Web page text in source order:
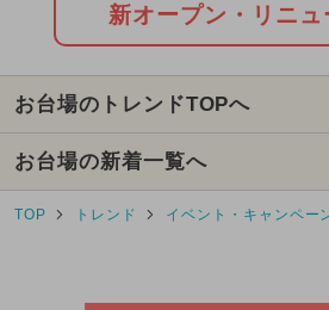
クリスマス 春休み
2024年12月のイベント
新オープン・リニ
お台場のトレンドTOPへ
お台場の新着一覧へ
TOP トレンド イベント・キャンペー